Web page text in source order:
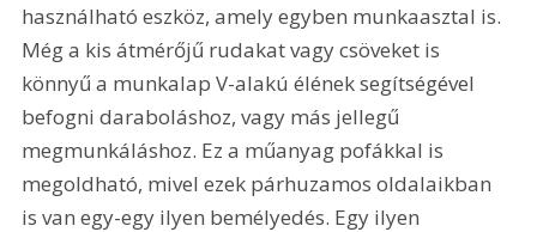
használható eszköz, amely egyben munkaasztal is.
Még a kis átmérőjű rudakat vagy csöveket is
könnyű a munkalap V-alakú élének segítségével
befogni daraboláshoz, vagy más jellegű
megmunkáláshoz. Ez a műanyag pofákkal is
megoldható, mivel ezek párhuzamos oldalaikban
is van egy-egy ilyen bemélyedés. Egy ilyen